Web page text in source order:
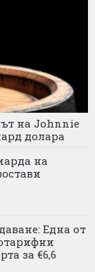
на Johnnie
долара
на
Една от
за €6,6